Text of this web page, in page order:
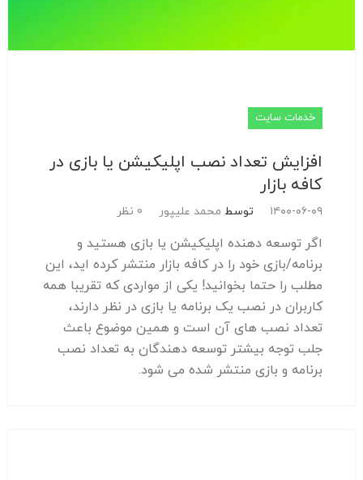
خدمات سایت
افزایش تعداد نصب اپلیکیشن یا بازی در
کافه بازار
۱۴۰۰-۰۶-۰۹ توسط محمد علیپور 0 نظر
اگر توسعه دهنده اپلیکیشن یا بازی هستید و
برنامه/بازی خود را در کافه بازار منتشر کرده اید، این
مطلب را حتما بخوانید! یکی از مواردی که تقریبا همه
کاربران در نصب یک برنامه یا بازی در نظر دارند،
تعداد نصب های آن است و همین موضوع باعث
جلب توجه بیشتر توسعه دهندگان به تعداد نصب
برنامه و بازی منتشر شده می شود.